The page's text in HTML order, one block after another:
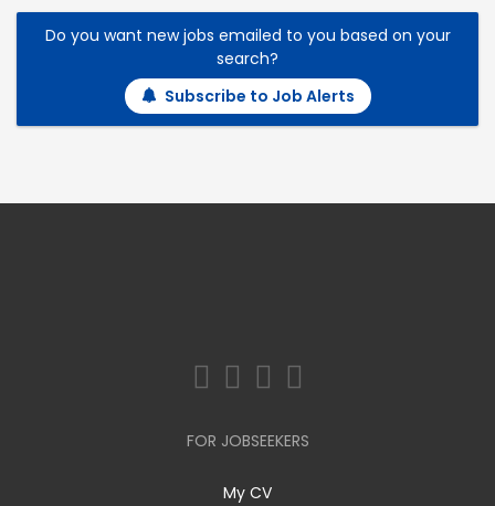
Do you want new jobs emailed to you based on your
search?
Subscribe to Job Alerts
FOR JOBSEEKERS
My CV